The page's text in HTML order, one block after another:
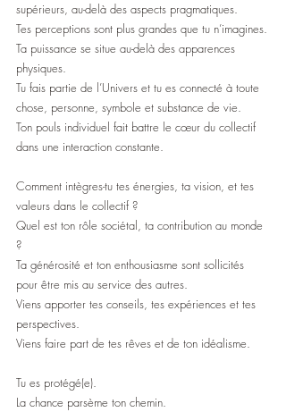
supérieurs, au-delà des aspects pragmatiques.
Tes perceptions sont plus grandes que tu n’imagines.
Ta puissance se situe au-delà des apparences
physiques.
Tu fais partie de l’Univers et tu es connecté à toute
chose, personne, symbole et substance de vie.
Ton pouls individuel fait battre le cœur du collectif
dans une interaction constante.
Comment intègres-tu tes énergies, ta vision, et tes
valeurs dans le collectif ?
Quel est ton rôle sociétal, ta contribution au monde
?
Ta générosité et ton enthousiasme sont sollicités
pour être mis au service des autres.
Viens apporter tes conseils, tes expériences et tes
perspectives.
Viens faire part de tes rêves et de ton idéalisme.
Tu es protégé(e).
La chance parsème ton chemin.